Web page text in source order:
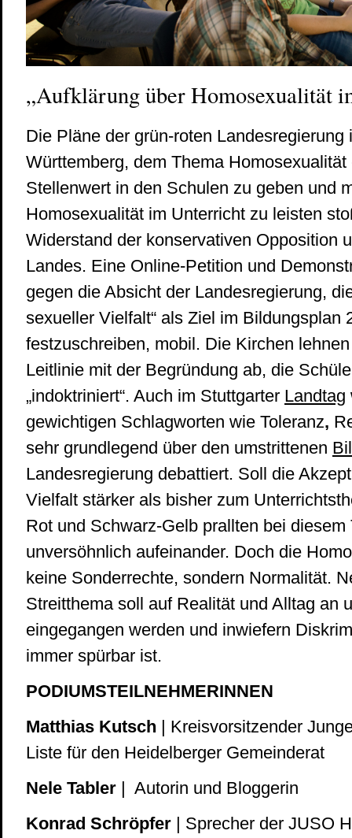
„Aufklärung über Homosexualität
Die Pläne der grün-roten Landesregierung
Württemberg, dem Thema
Stellenwert in den Schulen zu geben und
Homosexualität im Unterricht zu leisten
Widerstand der konservativen Opposition
Landes. Eine Online-Petition und
gegen die Absicht der Landesregierung,
sexueller Vielfalt“ als Ziel im Bildungsplan
festzuschreiben, mobil. Die Kirchen
Leitlinie mit der Begründung ab, die
„indoktriniert“. Auch im Stuttgarter Landtag
gewichtigen Schlagworten wie Toleranz,
sehr grundlegend über den umstrittenen
Landesregierung debattiert. Soll die
Vielfalt stärker als bisher zum
Rot und Schwarz-Gelb prallten bei diesem
unversöhnlich aufeinander. Doch die
keine Sonderrechte, sondern Normalität.
Streitthema soll auf Realität und Alltag an
eingegangen werden und inwiefern
immer spürbar ist.
PODIUMSTEILNEHMERINNEN
Matthias Kutsch | Kreisvorsitzender
Liste für den Heidelberger Gemeinderat
Nele Tabler | Autorin und Bloggerin
Konrad Schröpfer | Sprecher der JUSO